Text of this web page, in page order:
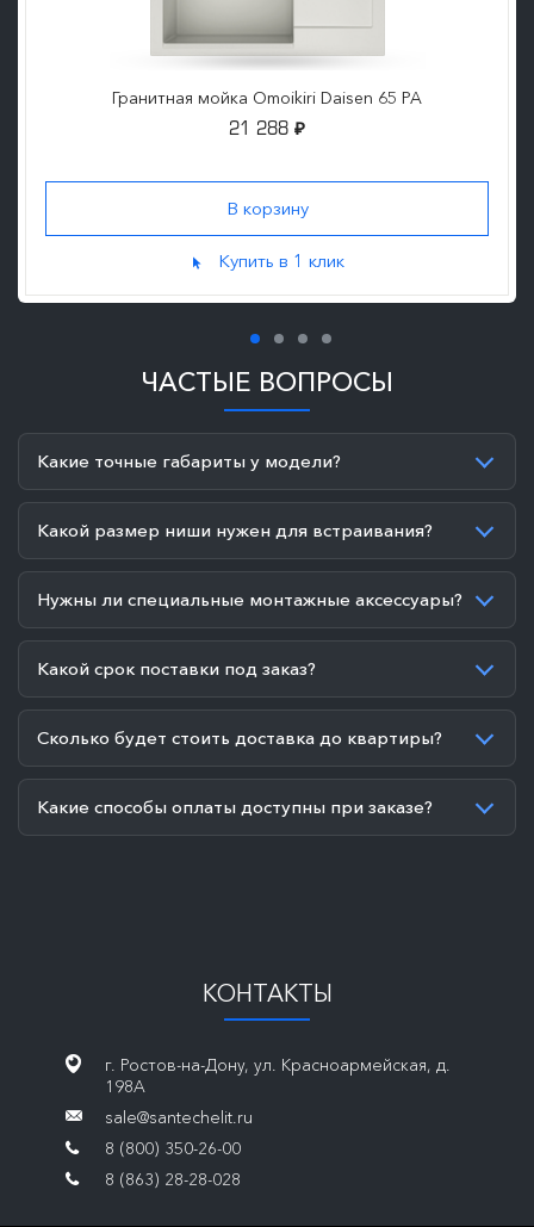
Гранитная мойка Omoikiri Daisen 65 PA
21 288 ₽
Купить в 1 клик
ЧАСТЫЕ ВОПРОСЫ
Какие точные габариты у модели?
Какой размер ниши нужен для встраивания?
Нужны ли специальные монтажные аксессуары?
Какой срок поставки под заказ?
Сколько будет стоить доставка до квартиры?
Какие способы оплаты доступны при заказе?
КОНТАКТЫ
г. Ростов-на-Дону, ул. Красноармейская, д.
198А
sale@santechelit.ru
8 (800) 350-26-00
8 (863) 28-28-028